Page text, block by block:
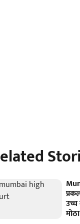
उच्च